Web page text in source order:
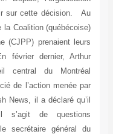
sur cette décision. Au
Coalition (québécoise)
(CJPP) prenaient leurs
février dernier, Arthur
central du Montréal
de l’action menée par
News, il a déclaré qu’il
de questions
secrétaire général du